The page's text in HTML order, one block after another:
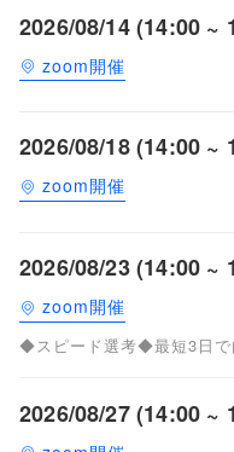
2026/08/14 (14:00 ~
zoom開催
2026/08/18 (14:00 ~
zoom開催
2026/08/23 (14:00 ~
zoom開催
◆スピード選考◆最短3日で
2026/08/27 (14:00 ~